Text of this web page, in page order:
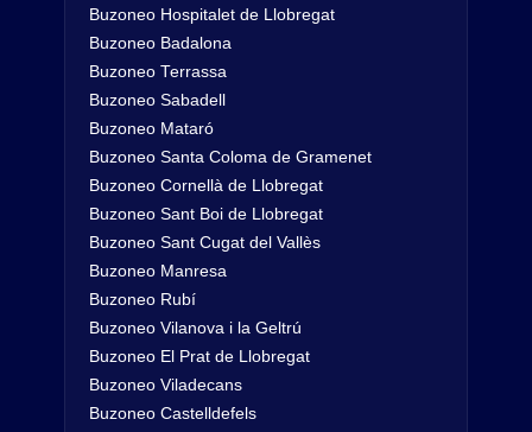
Buzoneo Hospitalet de Llobregat
Buzoneo Badalona
Buzoneo Terrassa
Buzoneo Sabadell
Buzoneo Mataró
Buzoneo Santa Coloma de Gramenet
Buzoneo Cornellà de Llobregat
Buzoneo Sant Boi de Llobregat
Buzoneo Sant Cugat del Vallès
Buzoneo Manresa
Buzoneo Rubí
Buzoneo Vilanova i la Geltrú
Buzoneo El Prat de Llobregat
Buzoneo Viladecans
Buzoneo Castelldefels